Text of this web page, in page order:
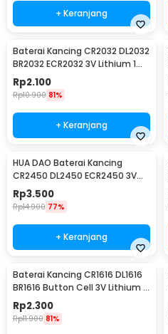
+ Keranjang
Baterai Kancing CR2032 DL2032
BR2032 ECR2032 3V Lithium 1
PCS
Rp2.100
Rp10.900 81%
+ Keranjang
HUA DAO Baterai Kancing
CR2450 DL2450 ECR2450 3V
Lithium 1 PCS
Rp3.500
Rp14.900 77%
+ Keranjang
Baterai Kancing CR1616 DL1616
BR1616 Button Cell 3V Lithium 1
PCS
Rp2.300
Rp11.900 81%